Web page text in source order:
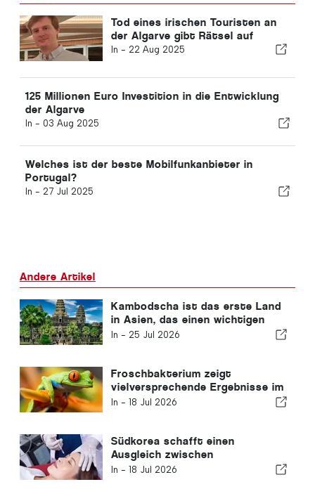
Tod eines irischen Touristen an
der Algarve gibt Rätsel auf
In - 22 Aug 2025
125 Millionen Euro Investition in die Entwicklung
der Algarve
In - 03 Aug 2025
Welches ist der beste Mobilfunkanbieter in
Portugal?
In - 27 Jul 2025
Andere Artikel
Kambodscha ist das erste Land
in Asien, das einen wichtigen
Meilenstein im Kampf gegen HIV
In - 25 Jul 2026
Froschbakterium zeigt
vielversprechende Ergebnisse im
Kampf gegen Krebs
In - 18 Jul 2026
Südkorea schafft einen
Ausgleich zwischen
Medizintourismus und
In - 18 Jul 2026